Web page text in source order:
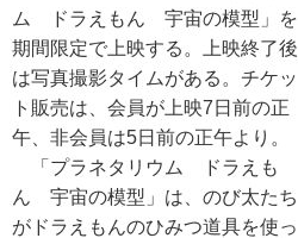
ム ドラえもん 宇宙の模型」を
期間限定で上映する。上映終了後
は写真撮影タイムがある。チケッ
ト販売は、会員が上映7日前の正
午、非会員は5日前の正午より。
「プラネタリウム ドラえも
ん 宇宙の模型」は、のび太たち
がドラえもんのひみつ道具を使っ